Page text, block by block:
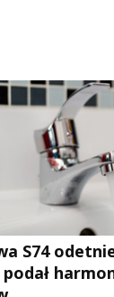
S74
podał